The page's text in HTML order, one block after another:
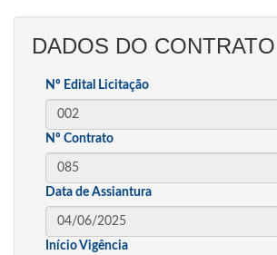
DADOS DO CONTRATO
Nº Edital Licitação
Nº Contrato
Data de Assiantura
Início Vigência